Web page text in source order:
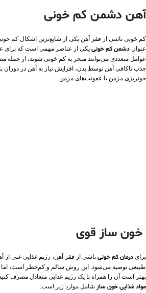
آهن دشمن کم خونی
کم خونی ناشی از فقر آهن یکی از شایع‌ترین اشکال کم
عنوان دشمن کم خونی یکی از عناصر مهمی است که
عوامل متعددی می‌توانند منجر به کم خونی شوند، از جمله
جذب ناکافی آهن توسط بدن، افزایش نیاز به آهن در دوران
خونریزی مزمن یا عفونت‌های مزمن.
خون ساز قوی
برای درمان کم خونی ناشی از فقر آهن، رژیم غذایی غنی از
طبیعی توصیه می‌شود. این روش سالم و کم‌خطر است، اما
بهتر است آن را همراه با یک رژیم غذایی متعادل مصرف
مواد غذایی خون ساز شامل موارد زیر است: